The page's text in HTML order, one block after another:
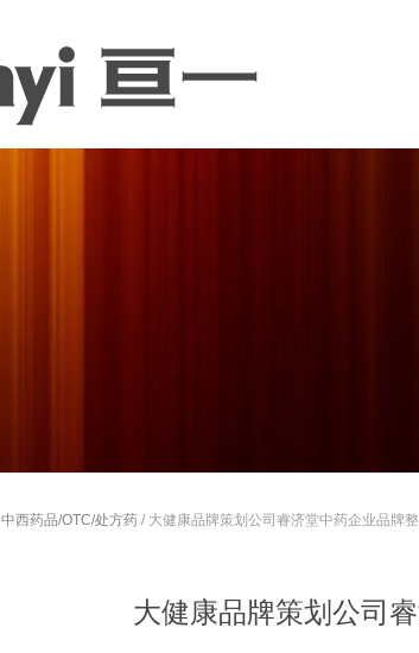
中西药品/OTC/处方药 / 大健康品牌策划公司睿济堂中药企业品牌
大健康品牌策划公司